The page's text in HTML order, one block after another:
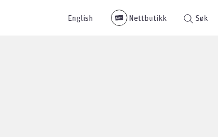
English Nettbutikk Søk